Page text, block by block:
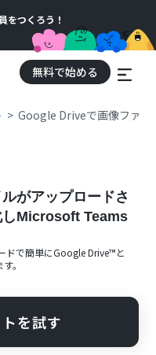
をつくろう！
無料で始める
Google Driveで画像ファ
がアップロードさ
しMicrosoft Teams
ドで簡単にGoogle Drive™と
。
を試す